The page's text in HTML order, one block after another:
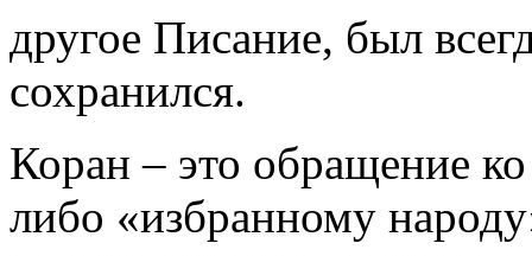
другое Писание, был
сохранился.
Коран – это обращение
либо «избранному